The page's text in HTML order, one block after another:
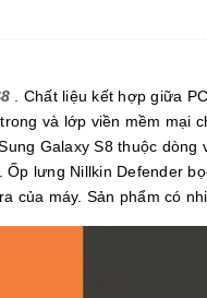
. Chất liệu kết hợp giữa
và lớp viền mềm mại
Galaxy S8 thuộc
lưng Nillkin Defender
của máy. Sản phẩm có